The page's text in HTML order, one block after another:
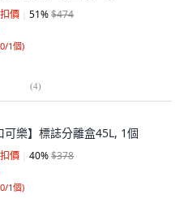
價 51%$474
1個)
(4)
可樂】標誌分離盒45L, 1個
價 40%$378
1個)